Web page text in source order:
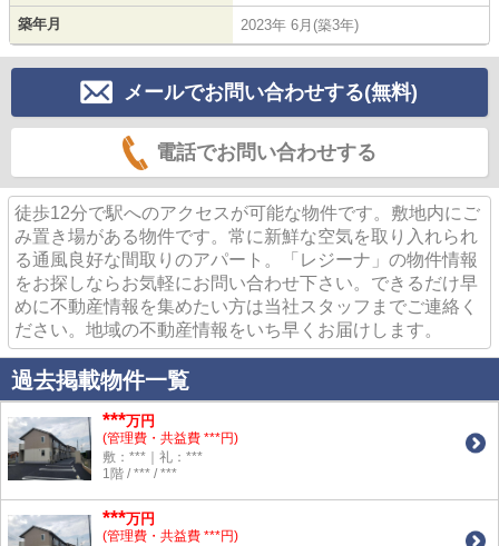
築年月 2023年 6月(築3年)
メールでお問い合わせする(無料)
電話でお問い合わせする
徒歩12分で駅へのアクセスが可能な物件です。敷地内にご
み置き場がある物件です。常に新鮮な空気を取り入れられ
る通風良好な間取りのアパート。「レジーナ」の物件情報
をお探しならお気軽にお問い合わせ下さい。できるだけ早
めに不動産情報を集めたい方は当社スタッフまでご連絡く
ださい。地域の不動産情報をいち早くお届けします。
過去掲載物件一覧
***万円
(管理費・共益費 ***円)
敷：***｜礼：***
1階 / *** / ***
***万円
(管理費・共益費 ***円)